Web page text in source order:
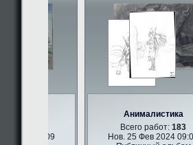
Анималистика
Всего работ:183
Нов. 25 Фев 2024 09:09